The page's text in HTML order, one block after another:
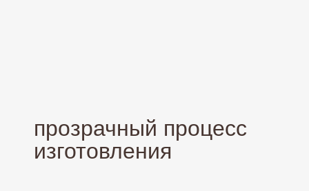
прозрачный процесс
изготовления